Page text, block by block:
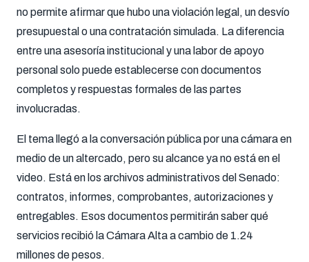
no permite afirmar que hubo una violación legal, un desvío
presupuestal o una contratación simulada. La diferencia
entre una asesoría institucional y una labor de apoyo
personal solo puede establecerse con documentos
completos y respuestas formales de las partes
involucradas.
El tema llegó a la conversación pública por una cámara en
medio de un altercado, pero su alcance ya no está en el
video. Está en los archivos administrativos del Senado:
contratos, informes, comprobantes, autorizaciones y
entregables. Esos documentos permitirán saber qué
servicios recibió la Cámara Alta a cambio de 1.24
millones de pesos.